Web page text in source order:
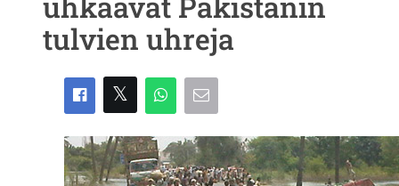
tulvien uhreja